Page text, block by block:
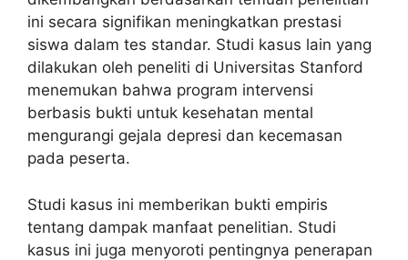
ini secara signifikan meningkatkan prestasi
siswa dalam tes standar. Studi kasus lain yang
dilakukan oleh peneliti di Universitas Stanford
menemukan bahwa program intervensi
berbasis bukti untuk kesehatan mental
mengurangi gejala depresi dan kecemasan
pada peserta.
Studi kasus ini memberikan bukti empiris
tentang dampak manfaat penelitian. Studi
kasus ini juga menyoroti pentingnya penerapan